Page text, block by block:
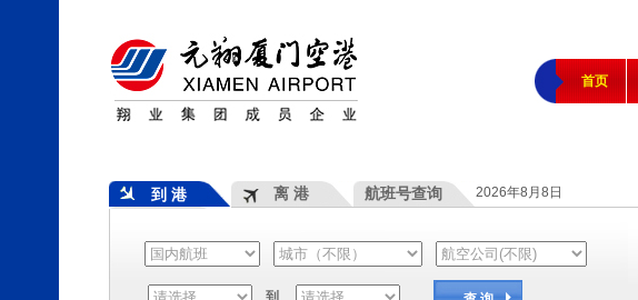
首页
到 港 离 港 航班号查询 2026年8月8日
到